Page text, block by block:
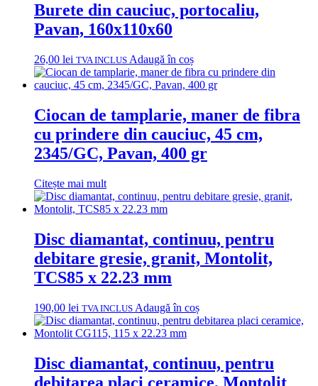
Burete din cauciuc, portocaliu,
Pavan, 160x110x60
26,00 lei TVA INCLUS Adaugă în coș
Ciocan de tamplarie, maner de fibra
cu prindere din cauciuc, 45 cm,
2345/GC, Pavan, 400 gr
Citește mai mult
Disc diamantat, continuu, pentru
debitare gresie, granit, Montolit,
TCS85 x 22.23 mm
190,00 lei TVA INCLUS Adaugă în coș
Disc diamantat, continuu, pentru
debitarea placi ceramice, Montolit